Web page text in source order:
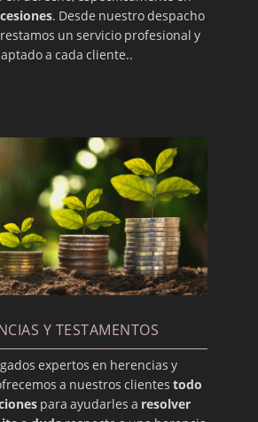
a la sucesión del concebido no
hacer testamento ante
si no hay testamento?
. Desde nuestro despacho
un servicio profesional y
a cada cliente..
Y TESTAMENTOS
expertos en herencias y
a nuestros clientestodo
para ayudarles a resolver